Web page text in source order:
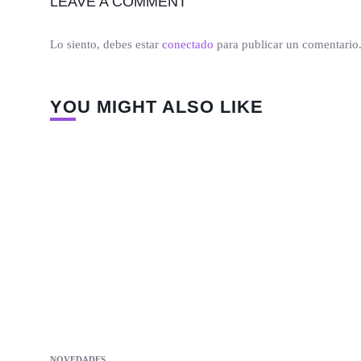
Lo siento, debes estar conectado para publicar un comentario.
YOU MIGHT ALSO LIKE